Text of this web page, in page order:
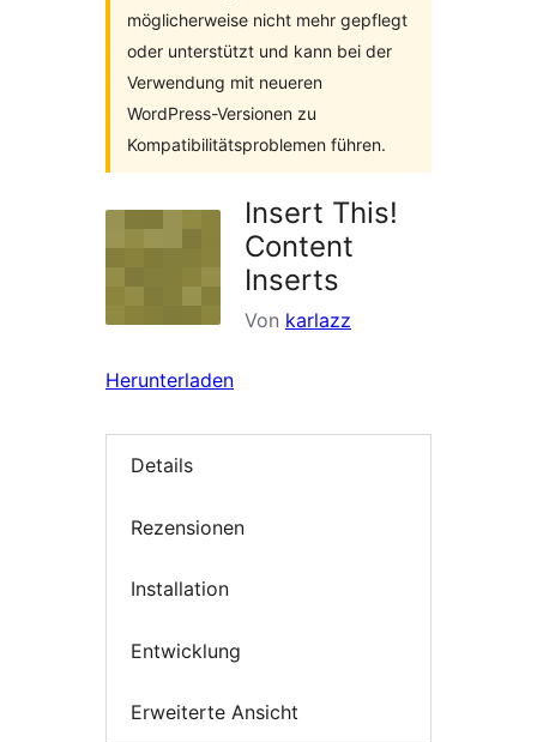
möglicherweise nicht mehr gepflegt
oder unterstützt und kann bei der
Verwendung mit neueren
WordPress-Versionen zu
Kompatibilitätsproblemen führen.
Insert This!
Content
Inserts
Von karlazz
Herunterladen
Details
Rezensionen
Installation
Entwicklung
Erweiterte Ansicht